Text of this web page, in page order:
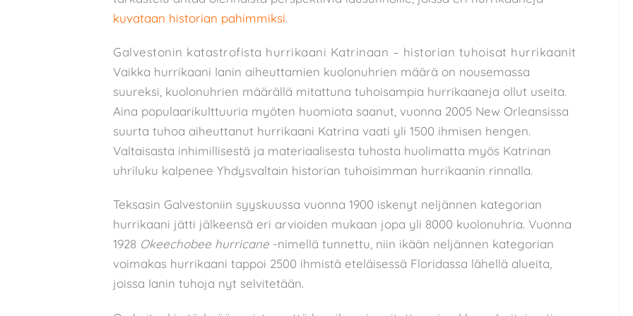
kuvataan historian pahimmiksi.
Galvestonin katastrofista hurrikaani Katrinaan – historian tuhoisat hurrikaanit
Vaikka hurrikaani Ianin aiheuttamien kuolonuhrien määrä on nousemassa
suureksi, kuolonuhrien määrällä mitattuna tuhoisampia hurrikaaneja ollut useita.
Aina populaarikulttuuria myöten huomiota saanut, vuonna 2005 New Orleansissa
suurta tuhoa aiheuttanut hurrikaani Katrina vaati yli 1500 ihmisen hengen.
Valtaisasta inhimillisestä ja materiaalisesta tuhosta huolimatta myös Katrinan
uhriluku kalpenee Yhdysvaltain historian tuhoisimman hurrikaanin rinnalla.
Teksasin Galvestoniin syyskuussa vuonna 1900 iskenyt neljännen kategorian
hurrikaani jätti jälkeensä eri arvioiden mukaan jopa yli 8000 kuolonuhria. Vuonna
1928 Okeechobee hurricane -nimellä tunnettu, niin ikään neljännen kategorian
voimakas hurrikaani tappoi 2500 ihmistä eteläisessä Floridassa lähellä alueita,
joissa Ianin tuhoja nyt selvitetään.